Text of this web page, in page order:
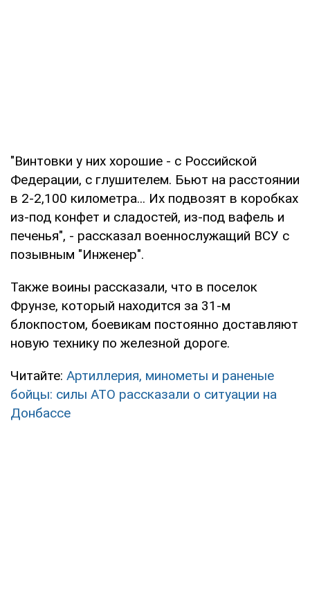
"Винтовки у них хорошие - с Российской
Федерации, с глушителем. Бьют на расстоянии
в 2-2,100 километра... Их подвозят в коробках
из-под конфет и сладостей, из-под вафель и
печенья", - рассказал военнослужащий ВСУ с
позывным "Инженер".
Также воины рассказали, что в поселок
Фрунзе, который находится за 31-м
блокпостом, боевикам постоянно доставляют
новую технику по железной дороге.
Читайте: Артиллерия, минометы и раненые
бойцы: силы АТО рассказали о ситуации на
Донбассе